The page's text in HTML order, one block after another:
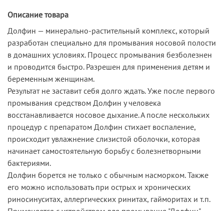
Описание товара
Долфин — минерально-растительный комплекс, который
разработан специально для промывания носовой полости
в домашних условиях. Процесс промывания безболезнен
и проводится быстро. Разрешен для применения детям и
беременным женщинам.
Результат не заставит себя долго ждать. Уже после первого
промывания средством Долфин у человека
восстанавливается носовое дыхание. А после нескольких
процедур с препаратом Долфин стихает воспаление,
происходит увлажнение слизистой оболочки, которая
начинает самостоятельную борьбу с болезнетворными
бактериями.
Долфин борется не только с обычным насморком. Также
его можно использовать при острых и хронических
риносинуситах, аллергических ринитах, гайморитах и т.п.